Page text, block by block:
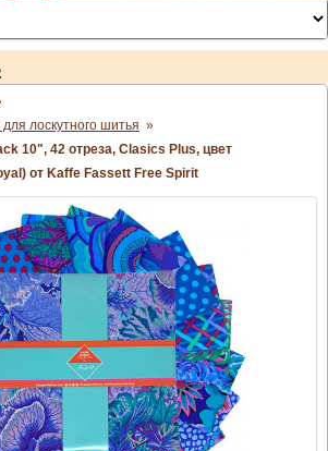
лоскутного шитья »
10", 42 отреза, Clasics Plus, цвет
от Kaffe Fassett Free Spirit